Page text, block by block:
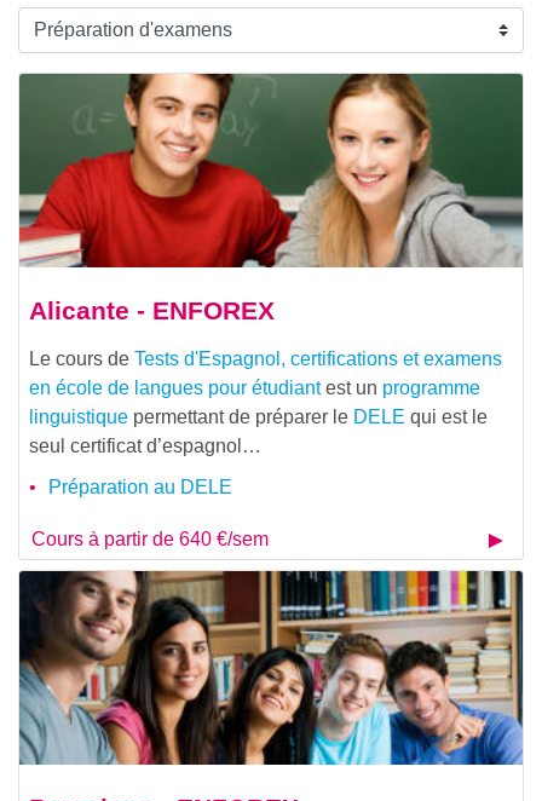
Alicante - ENFOREX
Le cours de Tests d'Espagnol, certifications et examens
en école de langues pour étudiantest un programme
linguistique permettant de préparer le DELE qui est le
seul certificat d’espagnol…
Préparation au DELE
Cours à partir de 640 €/sem